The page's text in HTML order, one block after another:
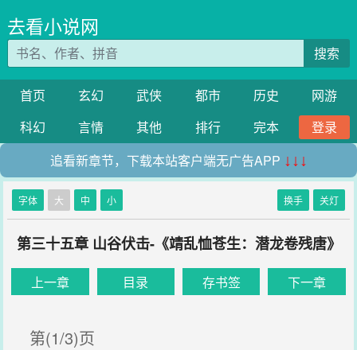
去看小说网
搜索
首页 玄幻 武侠 都市 历史
网游
科幻
言情 其他 排行 完本
登录
追看新章节，下载本站客户端无广告APP ↓↓↓
字体 大 中 小 换手 关灯
第三十五章 山谷伏击-《靖乱恤苍生：潜龙卷残唐》
上一章 目录 存书签 下一章
第(1/3)页